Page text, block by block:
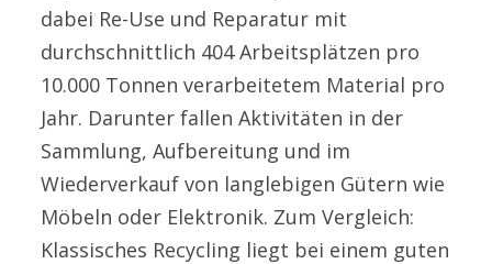
dabei Re-Use und Reparatur mit
durchschnittlich 404 Arbeitsplätzen pro
10.000 Tonnen verarbeitetem Material pro
Jahr. Darunter fallen Aktivitäten in der
Sammlung, Aufbereitung und im
Wiederverkauf von langlebigen Gütern wie
Möbeln oder Elektronik. Zum Vergleich:
Klassisches Recycling liegt bei einem guten